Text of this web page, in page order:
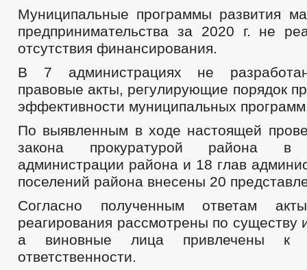
Муниципальные программы развития
предпринимательства за 2020 г. не
отсутствия финансирования.
В 7 администрациях не
правовые акты, регулирующие порядок
эффективности муниципальных
По выявленным в ходе настоящей
закона прокуратурой района
администрации района и 18 глав
поселений района внесены 20
Согласно полученным ответам акты
реагирования рассмотрены по существу
а виновные лица привлечены к
ответственности.